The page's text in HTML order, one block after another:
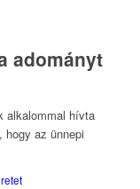
adományt
alkalommal hívta
hogy az ünnepi